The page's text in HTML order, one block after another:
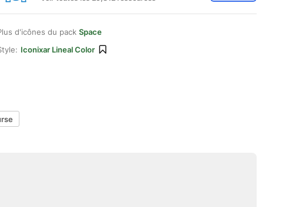
d'icônes du pack Space
Iconixar Lineal Color